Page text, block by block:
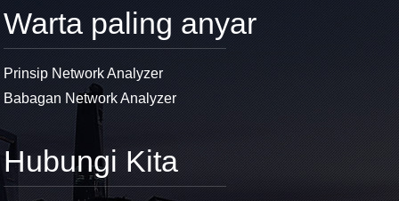
Warta paling anyar
Prinsip Network Analyzer
Babagan Network Analyzer
Hubungi Kita